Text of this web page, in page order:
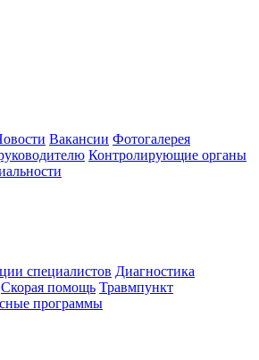
Вакансии Фотогалерея
Контролирующие органы
специалистов Диагностика
Скорая помощь Травмпункт
программы